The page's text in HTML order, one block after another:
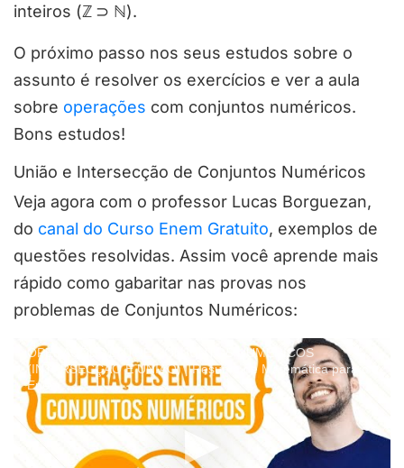
inteiros (ℤ ⊃ ℕ).
O próximo passo nos seus estudos sobre o
assunto é resolver os exercícios e ver a aula
sobre operações com conjuntos numéricos.
Bons estudos!
União e Intersecção de Conjuntos Numéricos
Veja agora com o professor Lucas Borguezan,
do canal do Curso Enem Gratuito, exemplos de
questões resolvidas. Assim você aprende mais
rápido como gabaritar nas provas nos
problemas de Conjuntos Numéricos:
OPERAÇÕES ENTRE CONJUNTOS NUMÉRICOS
(INTERSECÇÃO E UNIÃO) | Resumo de Matemática para o
Enem